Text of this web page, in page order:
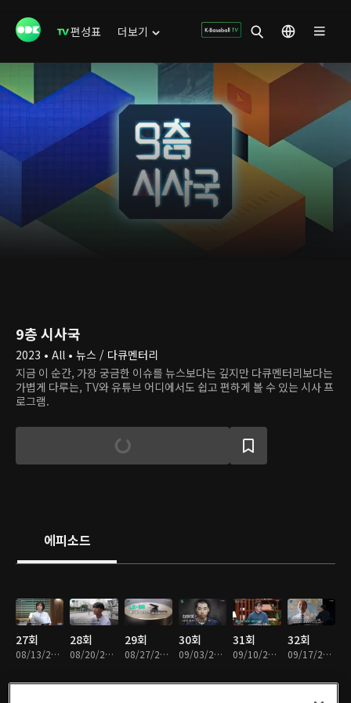
편성표 더보기
9층 시사국
2023 • All • 뉴스 / 다큐멘터리
지금 이 순간, 가장 궁금한 이슈를 뉴스보다는 깊지만 다큐멘터리보다는
가볍게 다루는, TV와 유튜브 어디에서도 쉽고 편하게 볼 수 있는 시사 프
로그램.
에피소드
27회
08/13/2023 • 39분
28회
08/20/2023 • 37분
29회
08/27/2023 • 38분
30회
09/03/2023 • 38분
31회
09/10/2023 • 39분
32회
09/17/2023 • 37분